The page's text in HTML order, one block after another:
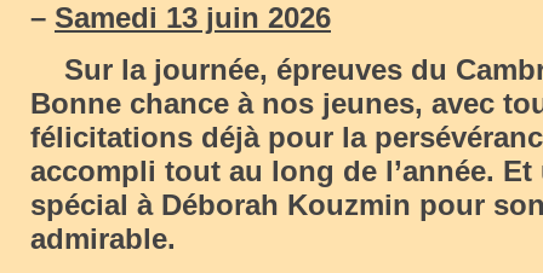
– Samedi 13 juin 2026
Sur la journée, épreuves du
Bonne chance à nos jeunes, avec
félicitations déjà pour la
accompli tout au long de l’année.
spécial à Déborah Kouzmin pour
admirable.